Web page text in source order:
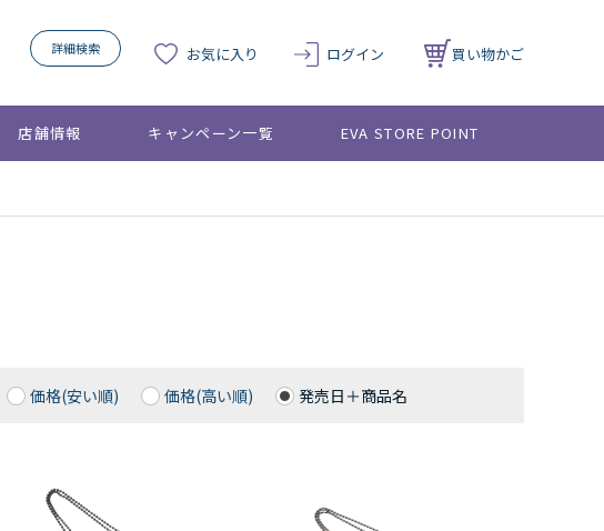
詳細検索 お気に入り ログイン 買い物かご
店舗情報 キャンペーン一覧 EVA STORE POINT
価格(安い順) 価格(高い順) 発売日＋商品名